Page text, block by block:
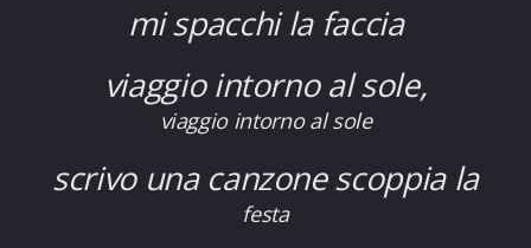
mi spacchi la faccia
viaggio intorno al sole,
viaggio intorno al sole
scrivo una canzone scoppia la
festa